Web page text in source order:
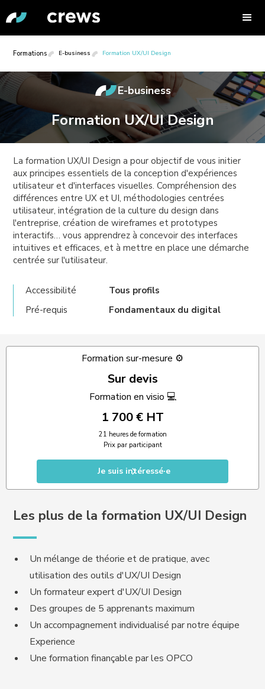
Formations E-business Formation UX/UI Design
E-business
Formation UX/UI Design
La formation UX/UI Design a pour objectif de vous initier
aux principes essentiels de la conception d'expériences
utilisateur et d'interfaces visuelles. Compréhension des
différences entre UX et UI, méthodologies centrées
utilisateur, intégration de la culture du design dans
l'entreprise, création de wireframes et prototypes
interactifs… vous apprendrez à concevoir des interfaces
intuitives et efficaces, et à mettre en place une démarche
centrée sur l'utilisateur.
Accessibilité
Tous profils
Pré-requis
Fondamentaux du digital
Formation sur-mesure ⚙️
Sur devis
Formation en visio 💻
1 700 € HT
21 heures de formation
Prix par participant
Je suis intéressé·e
Les plus de la formation UX/UI Design
Un mélange de théorie et de pratique, avec
utilisation des outils d'UX/UI Design
Un formateur expert d'UX/UI Design
Des groupes de 5 apprenants maximum
Un accompagnement individualisé par notre équipe
Experience
Une formation finançable par les OPCO